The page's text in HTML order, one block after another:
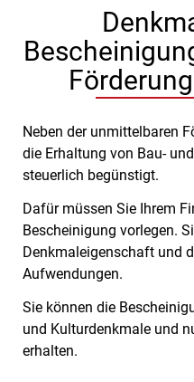
Neben der unmittelbaren
die Erhaltung von Bau-
steuerlich begünstigt.
Dafür müssen Sie Ihrem
Bescheinigung vorlegen.
Denkmaleigenschaft und
Aufwendungen.
Sie können die
und Kulturdenkmale und
erhalten.